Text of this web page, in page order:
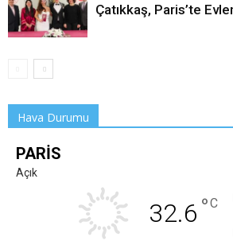
Çatıkkaş, Paris’te
Hava Durumu
PARIS
Açık
32.6 °C